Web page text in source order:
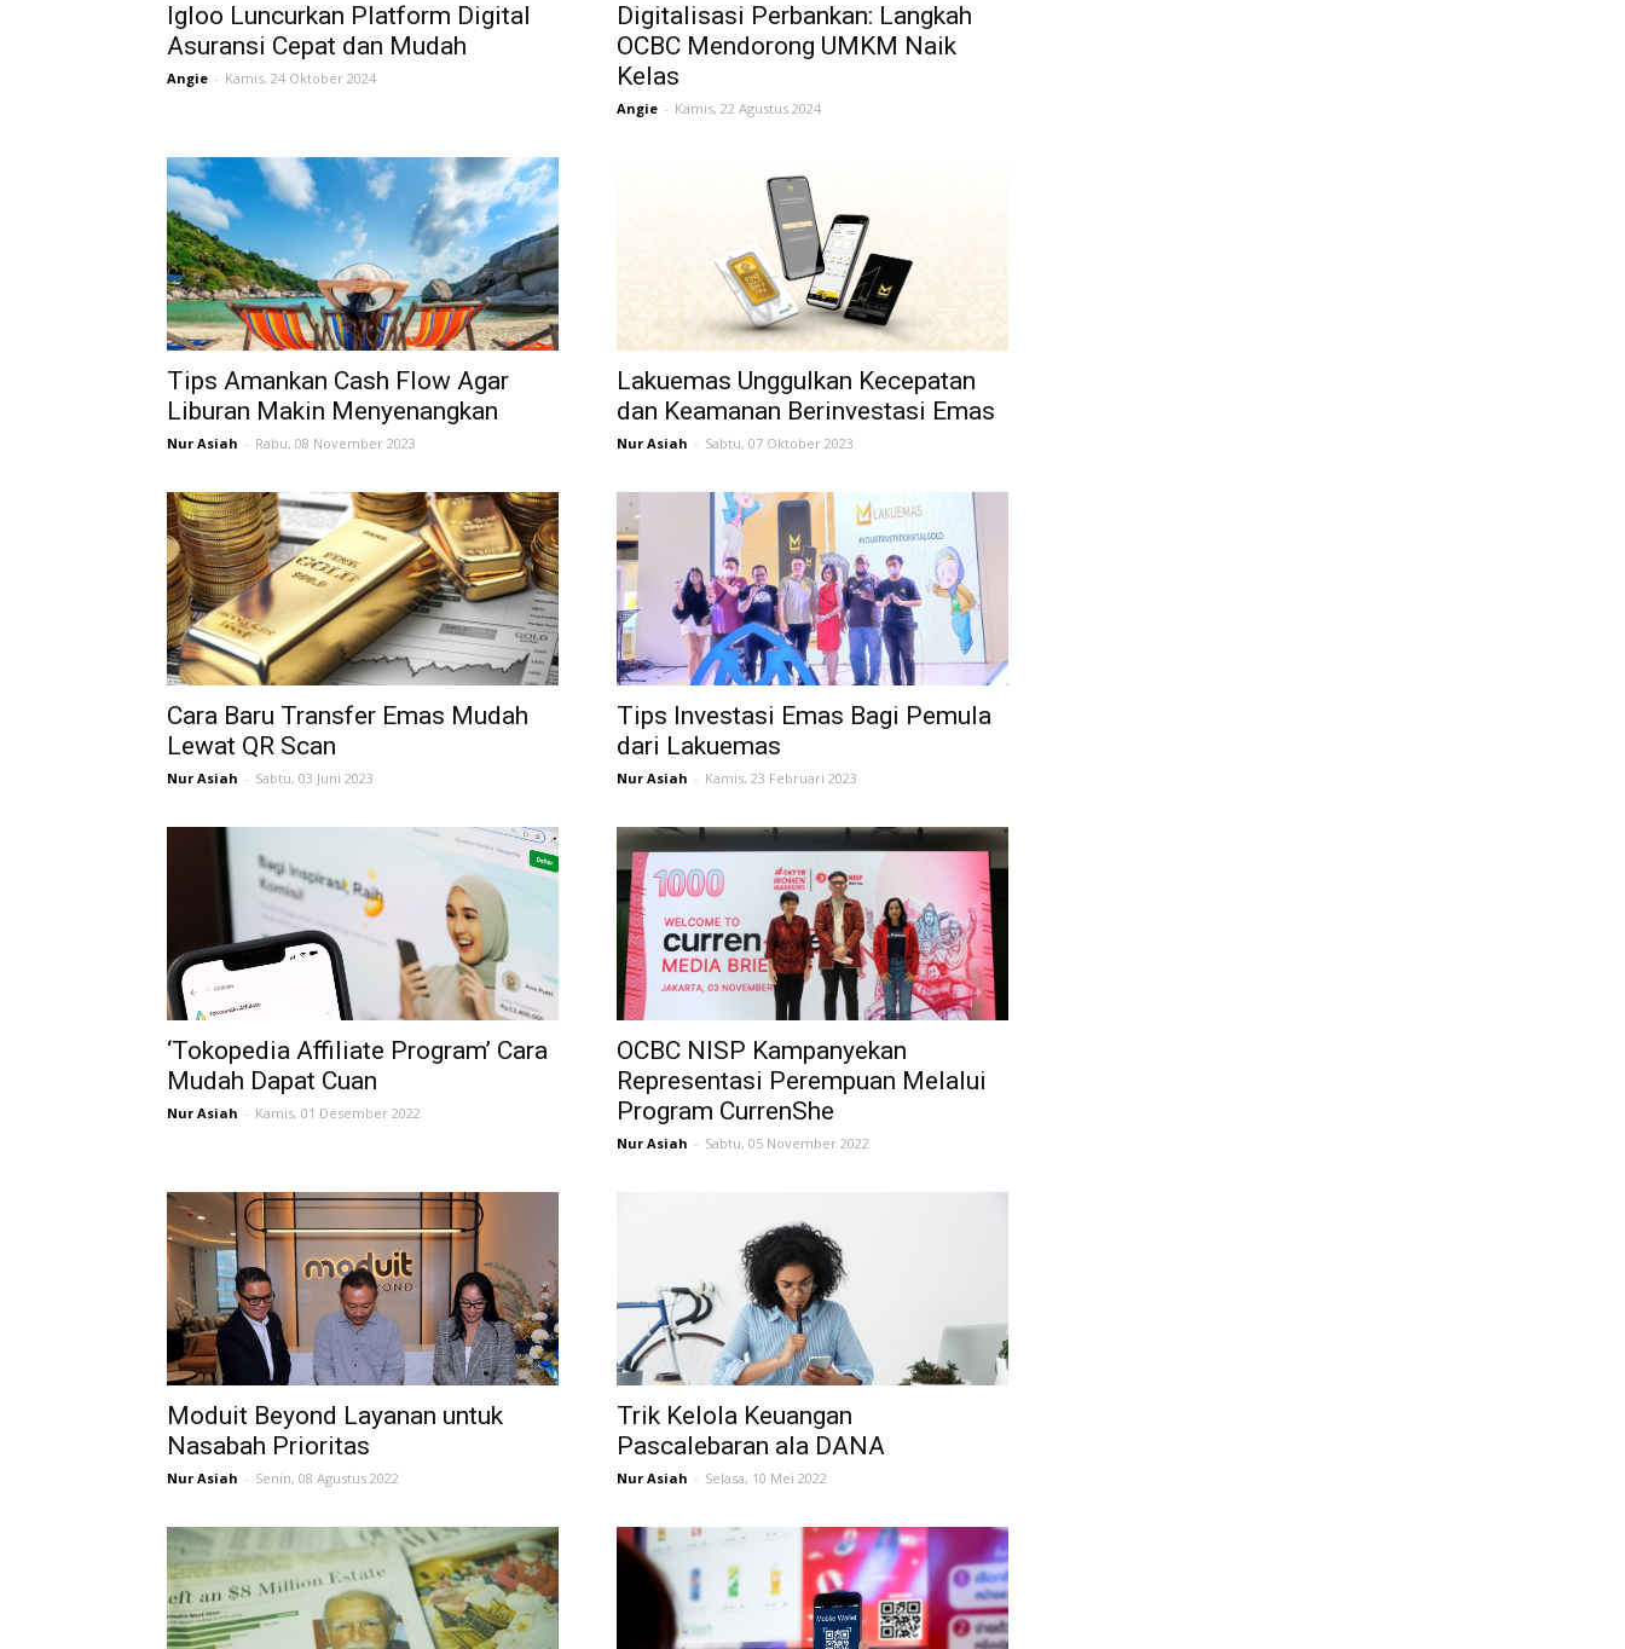
Igloo Luncurkan Platform Digital
Asuransi Cepat dan Mudah
Angie - Kamis, 24 Oktober 2024
Digitalisasi Perbankan: Langkah
OCBC Mendorong UMKM Naik
Kelas
Angie - Kamis, 22 Agustus 2024
Tips Amankan Cash Flow Agar
Liburan Makin Menyenangkan
Nur Asiah - Rabu, 08 November 2023
Lakuemas Unggulkan Kecepatan
dan Keamanan Berinvestasi Emas
Nur Asiah - Sabtu, 07 Oktober 2023
Cara Baru Transfer Emas Mudah
Lewat QR Scan
Nur Asiah - Sabtu, 03 Juni 2023
Tips Investasi Emas Bagi Pemula
dari Lakuemas
Nur Asiah - Kamis, 23 Februari 2023
‘Tokopedia Affiliate Program’ Cara
Mudah Dapat Cuan
Nur Asiah - Kamis, 01 Desember 2022
OCBC NISP Kampanyekan
Representasi Perempuan Melalui
Program CurrenShe
Nur Asiah - Sabtu, 05 November 2022
Moduit Beyond Layanan untuk
Nasabah Prioritas
Nur Asiah - Senin, 08 Agustus 2022
Trik Kelola Keuangan
Pascalebaran ala DANA
Nur Asiah - Selasa, 10 Mei 2022